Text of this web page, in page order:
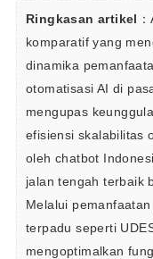
Ringkasan artikel
komparatif yang
dinamika
otomatisasi AI di
mengupas
efisiensi skalabilitas
oleh chatbot
jalan tengah terbaik
Melalui
terpadu seperti
mengoptimalkan